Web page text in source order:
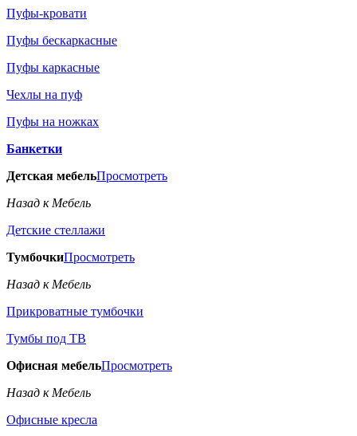
Пуфы-кровати
Пуфы бескаркасные
Пуфы каркасные
Чехлы на пуф
Пуфы на ножках
Банкетки
Детская мебельПросмотреть
Назад к Мебель
Детские стеллажи
ТумбочкиПросмотреть
Назад к Мебель
Прикроватные тумбочки
Тумбы под ТВ
Офисная мебельПросмотреть
Назад к Мебель
Офисные кресла